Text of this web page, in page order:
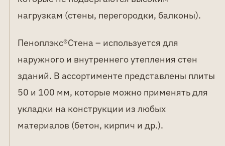
нагрузкам (стены, перегородки, балконы).
Пеноплэкс®Стена – используется для
наружного и внутреннего утепления стен
зданий. В ассортименте представлены плиты
50 и 100 мм, которые можно применять для
укладки на конструкции из любых
материалов (бетон, кирпич и др.).